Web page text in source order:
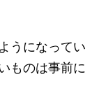
うになってい
ものは事前に